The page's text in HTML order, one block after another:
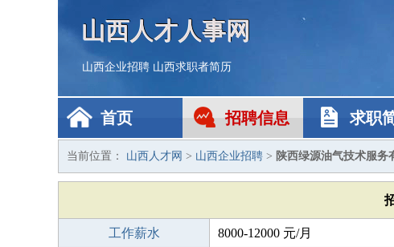
山西人才人事网
山西企业招聘 山西求职者简历
首页 招聘信息 求职
当前位置： 山西人才网 > 山西企业招聘 > 陕西绿源油气技术服务
工作薪水 8000-12000 元/月